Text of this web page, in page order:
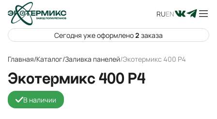
RUEN
Сегодня уже оформлено 2 заказа
Главная/Каталог/Заливка панелей/Экотермикс 400 P4
Экотермикс 400 P4
В наличии